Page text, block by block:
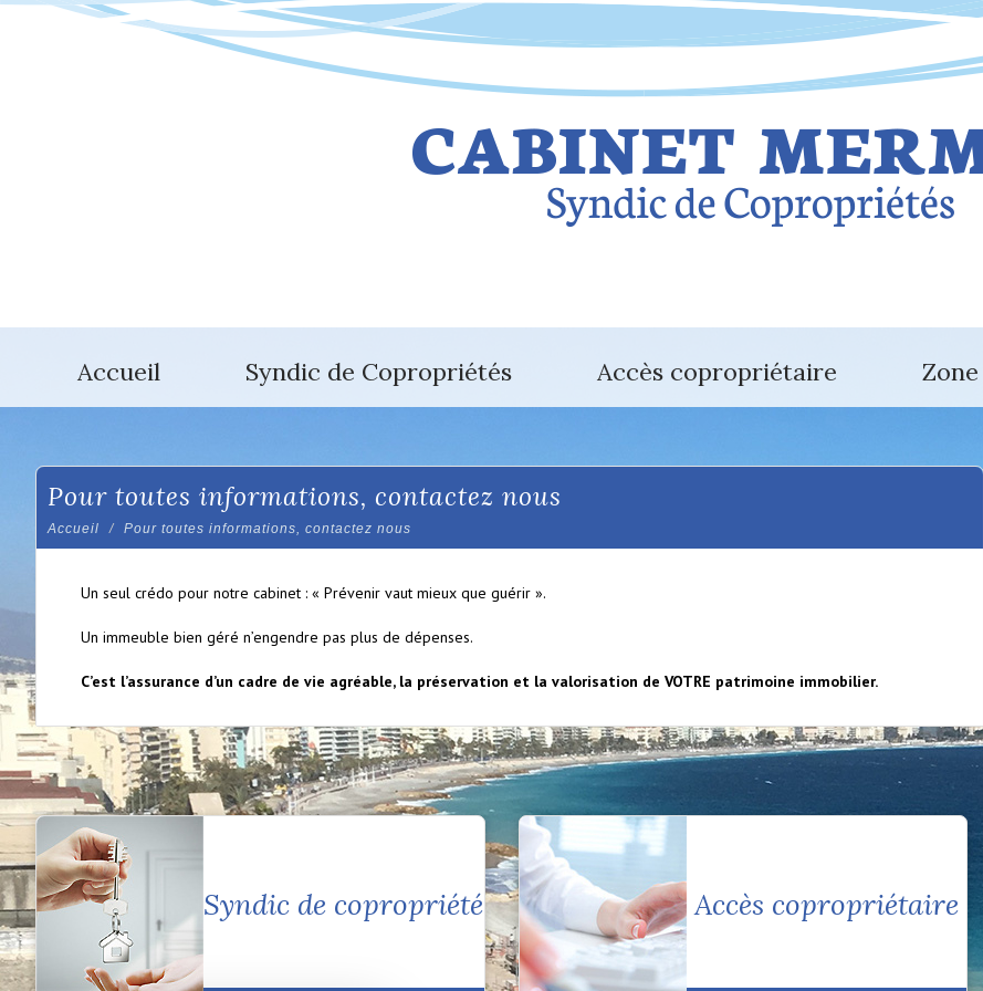
Accueil Syndic de Copropriétés Accès copropriétaire
pour toutes informations, contactez nous
Accueil Pour toutes informations, contactez nous
Un seul crédo pour notre cabinet : « Prévenir vaut mieux que guérir ».
Un immeuble bien géré n’engendre pas plus de dépenses.
C’est l’assurance d’un cadre de vie agréable, la préservation et la valorisation de VOTRE patrimoine immobilier.
Syndic de copropriété Accès copropriétaire